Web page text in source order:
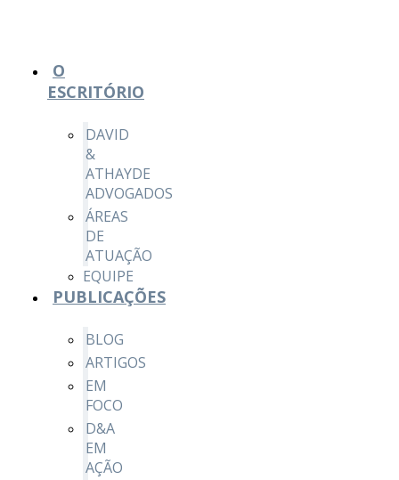
O
ESCRITÓRIO
DAVID
&
ATHAYDE
ADVOGADOS
ÁREAS
DE
ATUAÇÃO
EQUIPE
PUBLICAÇÕES
BLOG
ARTIGOS
EM
FOCO
D&A
EM
AÇÃO